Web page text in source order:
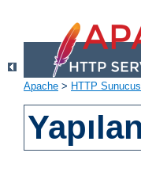
Apache > HTTP